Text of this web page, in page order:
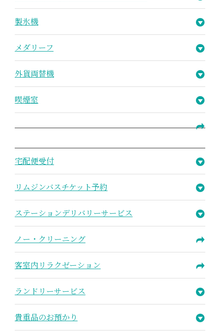
製氷機
メダリーフ
外貨両替機
喫煙室
宅配便受付
リムジンバスチケット予約
ステーションデリバリーサービス
ノー・クリーニング
客室内リラクゼーション
ランドリーサービス
貴重品のお預かり